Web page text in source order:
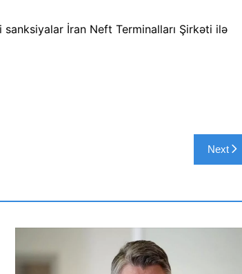
sanksiyalar İran Neft Terminalları Şirkəti ilə
Next